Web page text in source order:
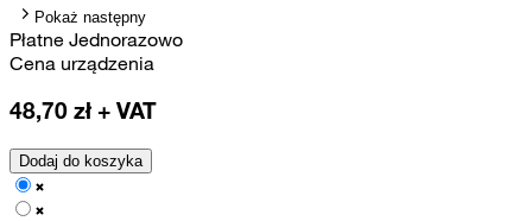
Pokaż następny
Płatne Jednorazowo
Cena urządzenia
48,70 zł + VAT
Dodaj do koszyka